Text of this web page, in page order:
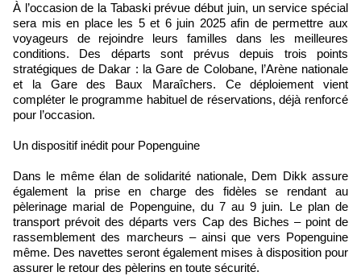
À l’occasion de la Tabaski prévue début juin, un service spécial
sera mis en place les 5 et 6 juin 2025 afin de permettre aux
voyageurs de rejoindre leurs familles dans les meilleures
conditions. Des départs sont prévus depuis trois points
stratégiques de Dakar : la Gare de Colobane, l’Arène nationale
et la Gare des Baux Maraîchers. Ce déploiement vient
compléter le programme habituel de réservations, déjà renforcé
pour l’occasion.
Un dispositif inédit pour Popenguine
Dans le même élan de solidarité nationale, Dem Dikk assure
également la prise en charge des fidèles se rendant au
pèlerinage marial de Popenguine, du 7 au 9 juin. Le plan de
transport prévoit des départs vers Cap des Biches – point de
rassemblement des marcheurs – ainsi que vers Popenguine
même. Des navettes seront également mises à disposition pour
assurer le retour des pèlerins en toute sécurité.